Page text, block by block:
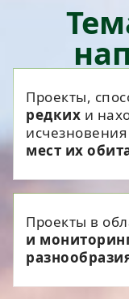
Проекты,
редких и
исчезновения
мест их
Проекты в
и